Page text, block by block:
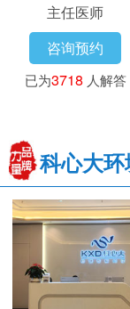
主任医师
咨询预约
已为3718 人解答
科心大